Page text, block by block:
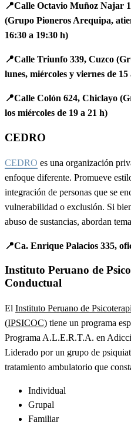
📍Calle Octavio Muñoz Najar
(Grupo Pioneros Arequipa,
16:30 a 19:30 h)
📍Calle Triunfo 339, Cuzco
lunes, miércoles y viernes de 15
📍Calle Colón 624, Chiclayo
los miércoles de 19 a 21 h)
CEDRO
CEDRO es una organización
enfoque diferente. Promueve
integración de personas que se
vulnerabilidad o exclusión. Si
abuso de sustancias, abordan
📍Ca. Enrique Palacios 335,
Instituto Peruano de
Conductual
El Instituto Peruano de
(IPSICOC) tiene un programa
Programa A.L.E.R.T.A. en
Liderado por un grupo de
tratamiento ambulatorio que
Individual
Grupal
Familiar